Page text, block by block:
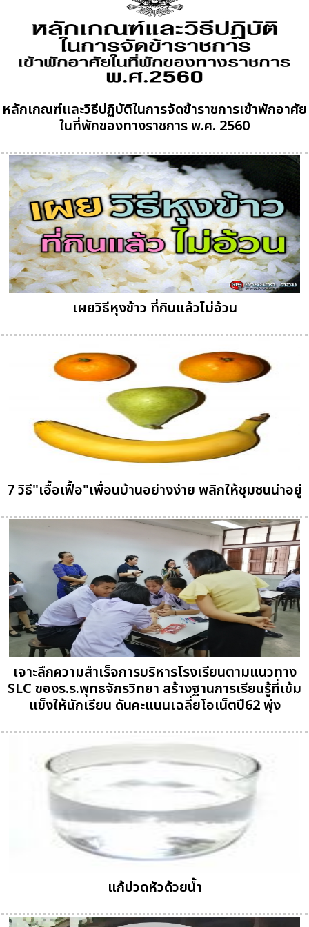
หลักเกณฑ์และวิธีปฏิบัติในการจัดข้าราชการเข้าพักอาศัย
ในที่พักของทางราชการ พ.ศ. 2560
เผยวิธีหุงข้าว ที่กินแล้วไม่อ้วน
7 วิธี"เอื้อเฟื้อ"เพื่อนบ้านอย่างง่าย พลิกให้ชุมชนน่าอยู่
เจาะลึกความสำเร็จการบริหารโรงเรียนตามแนวทาง
SLC ของร.ร.พุทธจักรวิทยา สร้างฐานการเรียนรู้ที่เข้ม
แข็งให้นักเรียน ดันคะแนนเฉลี่ยโอเน็ตปี62 พุ่ง
แก้ปวดหัวด้วยน้ำ